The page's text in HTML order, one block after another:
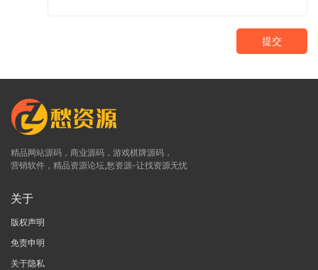
提交
精品网站源码，商业源码，游戏棋牌源码，
营销软件，精品资源论坛,愁资源-让找资源无忧
关于
版权声明
免责申明
关于隐私